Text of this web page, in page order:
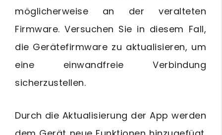
möglicherweise an der veralteten
Firmware. Versuchen Sie in diesem Fall,
die Gerätefirmware zu aktualisieren, um
eine einwandfreie Verbindung
sicherzustellen.
Durch die Aktualisierung der App werden